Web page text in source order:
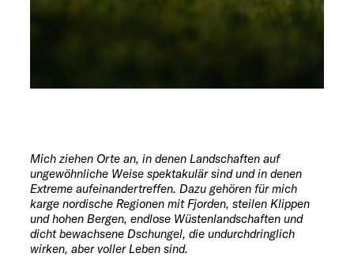
Mich ziehen Orte an, in denen Landschaften auf
ungewöhnliche Weise spektakulär sind und in denen
Extreme aufeinandertreffen. Dazu gehören für mich
karge nordische Regionen mit Fjorden, steilen Klippen
und hohen Bergen, endlose Wüstenlandschaften und
dicht bewachsene Dschungel, die undurchdringlich
wirken, aber voller Leben sind.